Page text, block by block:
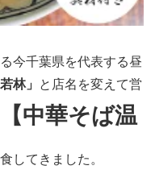
今千葉県を代表する昼
林」 と店名を変えて営
【中華そば温
してきました。